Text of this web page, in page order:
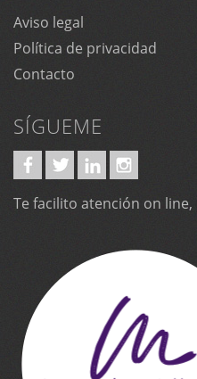
Aviso legal
Política de privacidad
Contacto
SÍGUEME
Te facilito atención on